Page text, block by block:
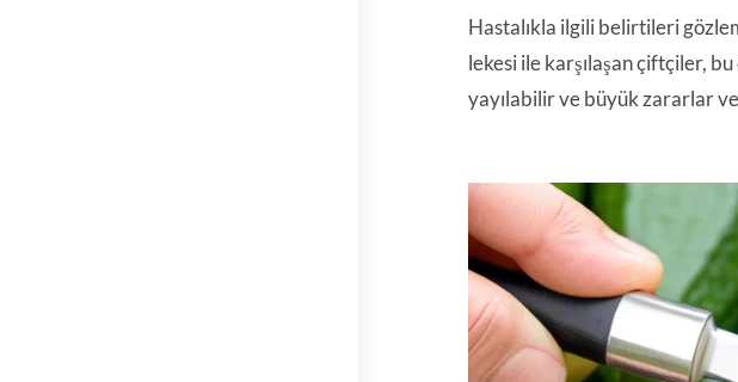
Hastalıkla ilgili belirtileri
lekesi ile karşılaşan çiftçiler,
yayılabilir ve büyük zararlar